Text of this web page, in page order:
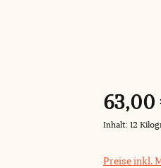
63,00
Inhalt: 12
Preise inkl.